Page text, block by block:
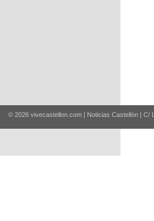
© 2026 vivecastellon.com | Noticias Castellón | C/